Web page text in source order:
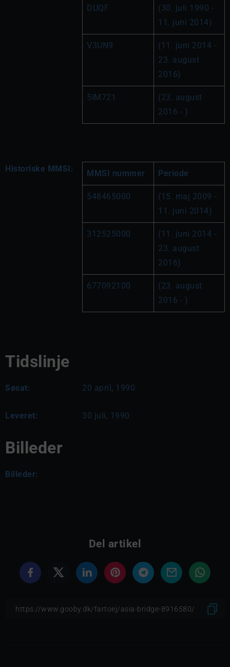
DUQF
(30. juli 1990 -
11. juni 2014)
V3UN9
(11. juni 2014 -
23. august
2016)
5IM721
(23. august
2016 - )
Historiske MMSI: MMSI nummer Periode
548465000
(15. maj 2009 -
11. juni 2014)
312525000
(11. juni 2014 -
23. august
2016)
677092100
(23. august
2016 - )
Tidslinje
Søsat: 20 april, 1990
Leveret: 30 juli, 1990
Billeder
Billeder:
Del artikel